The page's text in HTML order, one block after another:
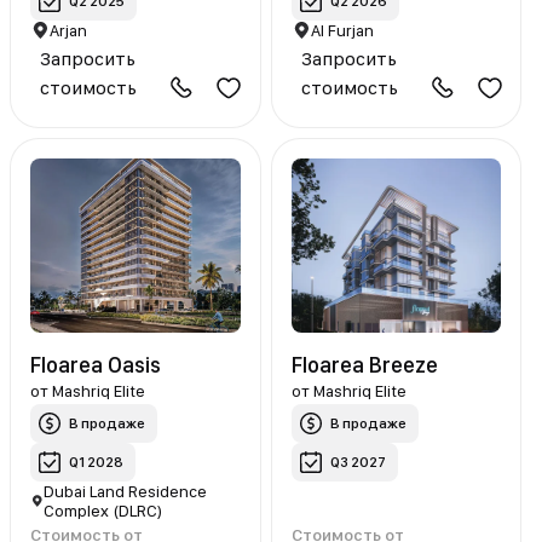
Arjan
Запросить
стоимость
Al Furjan
Запросить
стоимость
Floarea Oasis
отMashriq Elite
В продаже
Q1 2028
Dubai Land Residence
Complex (DLRC)
Стоимость от
Floarea Breeze
от Mashriq Elite
В продаже
Q3 2027
Стоимость от